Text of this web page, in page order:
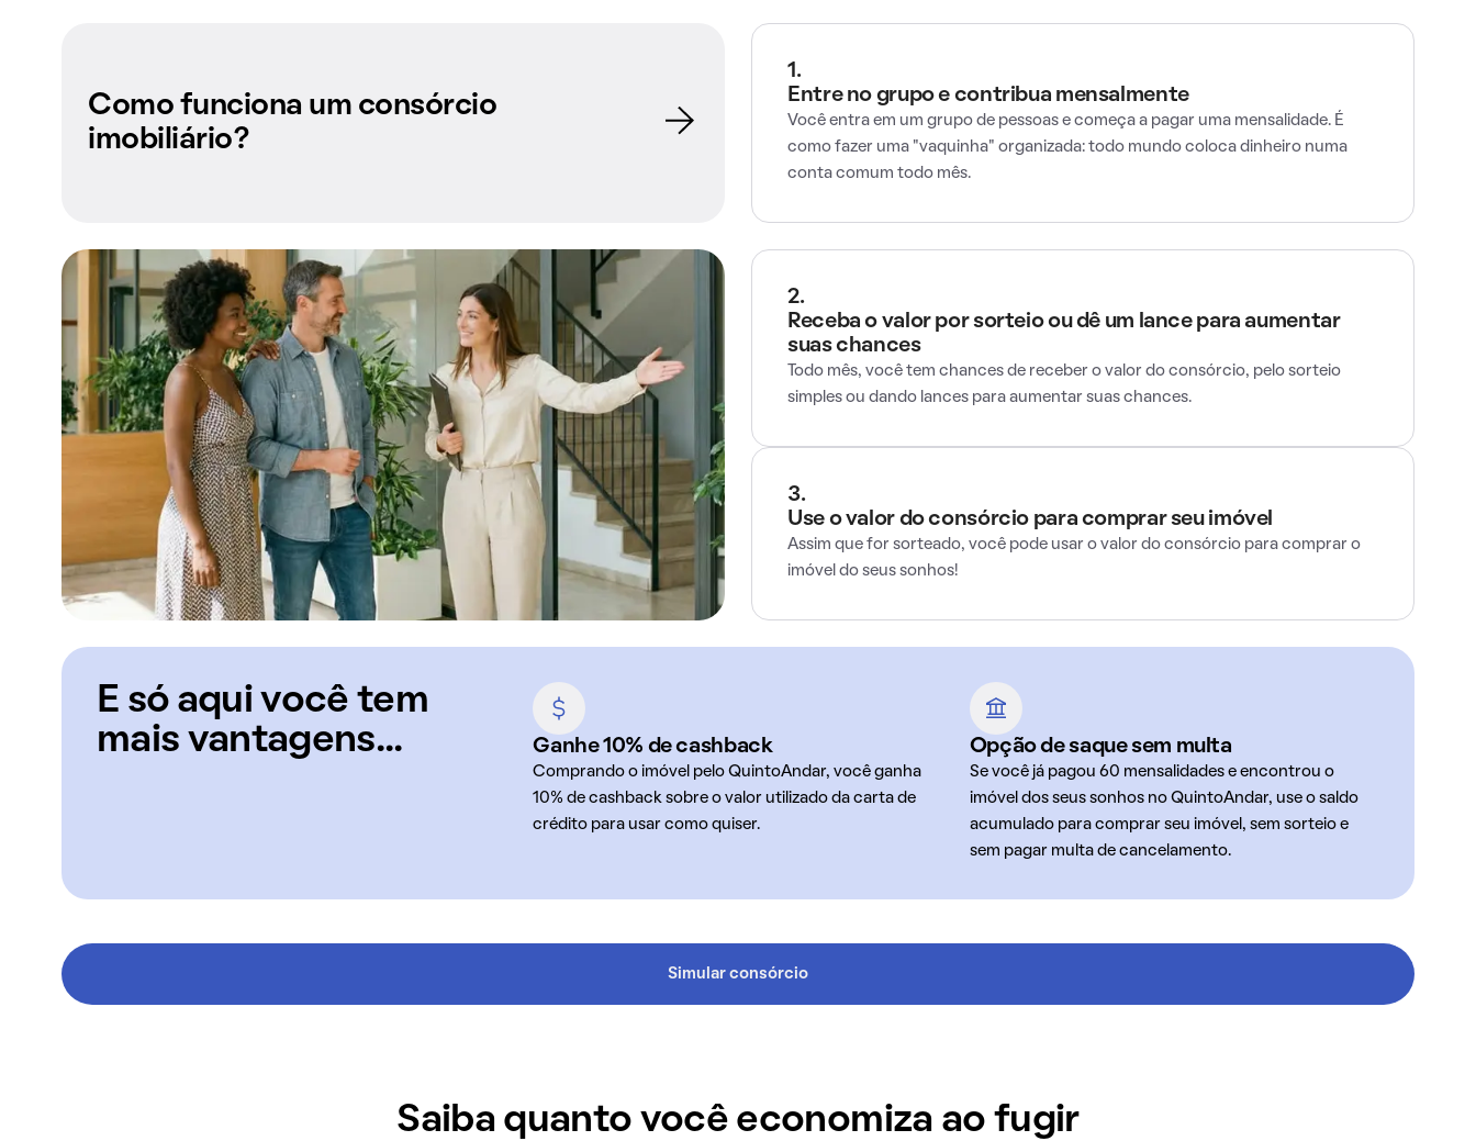
Como funciona um consórcio
imobiliário?
1.
Entre no grupo e contribua mensalmente
Você entra em um grupo de pessoas e começa a pagar uma mensalidade. É
como fazer uma "vaquinha" organizada: todo mundo coloca dinheiro numa
conta comum todo mês.
2.
Receba o valor por sorteio ou dê um lance para aumentar
suas chances
Todo mês, você tem chances de receber o valor do consórcio, pelo sorteio
simples ou dando lances para aumentar suas chances.
3.
Use o valor do consórcio para comprar seu imóvel
Assim que for sorteado, você pode usar o valor do consórcio para comprar o
imóvel do seus sonhos!
E só aqui você tem
mais vantagens...
Ganhe 10% de cashback
Comprando o imóvel pelo QuintoAndar, você ganha
10% de cashback sobre o valor utilizado da carta de
crédito para usar como quiser.
Opção de saque sem multa
Se você já pagou 60 mensalidades e encontrou o
imóvel dos seus sonhos no QuintoAndar, use o saldo
acumulado para comprar seu imóvel, sem sorteio e
sem pagar multa de cancelamento.
Simular consórcio
Saiba quanto você economiza ao fugir